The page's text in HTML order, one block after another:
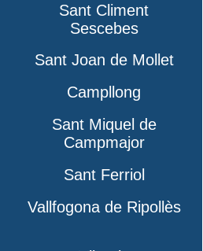
Sant Climent
Sescebes
Sant Joan de Mollet
Campllong
Sant Miquel de
Campmajor
Sant Ferriol
Vallfogona de Ripollès